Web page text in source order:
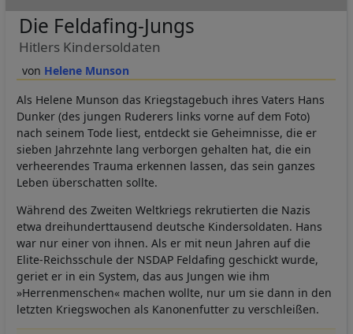
Helene Munson
Die Feldafing-Jungs
Hitlers Kindersoldaten
Als Helene Munson das Kriegstagebuch ihres Vaters Hans
Dunker (des jungen Ruderers links vorne auf dem Foto)
nach seinem Tode liest, entdeckt sie Geheimnisse, die er
sieben Jahrzehnte lang verborgen gehalten hat, die ein
verheerendes Trauma erkennen lassen, das sein ganzes
Leben überschatten sollte.
Während des Zweiten Weltkriegs rekrutierten die Nazis
etwa dreihunderttausend deutsche Kindersoldaten. Hans
war nur einer von ihnen. Als er mit neun Jahren auf die
Elite-Reichsschule der NSDAP Feldafing geschickt wurde,
geriet er in ein System, das aus Jungen wie ihm
»Herrenmenschen« machen wollte, nur um sie dann in den
letzten Kriegswochen als Kanonenfutter zu verschleißen.